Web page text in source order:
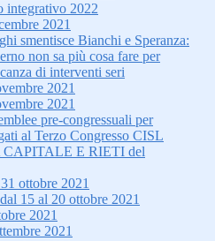
integrativo 2022
2021
smentisce Bianchi e Speranza:
non sa più cosa fare per
di interventi seri
2021
2021
pre-congressuali per
al Terzo Congresso CISL
E RIETI del
ottobre 2021
15 al 20 ottobre 2021
2021
2021